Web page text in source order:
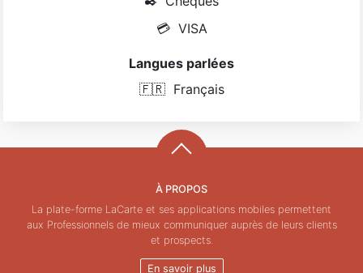
💳 VISA
Langues parlées
🇫🇷 Français
À PROPOS
La plate-forme LaCarte et ses applications mobiles permettent
aux Professionnels de mieux communiquer auprès de leurs clients
et prospects.
En savoir plus